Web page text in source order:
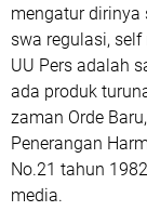
mengatur dirinya
swa regulasi,
UU Pers adalah
ada produk
zaman Orde
Penerangan
No.21 tahun
media.